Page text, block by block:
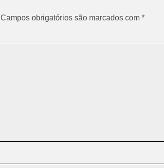
Campos obrigatórios são marcados com *